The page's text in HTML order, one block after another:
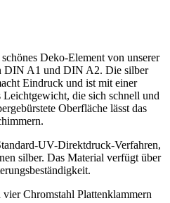
Deko-Element von unserer
DIN A1 und DIN A2. Die silber
Eindruck und ist mit einer
Leichtgewicht, die sich schnell und
Oberfläche lässt das
UV-Direktdruck-Verfahren,
silber. Das Material verfügt über
Chromstahl Plattenklammern